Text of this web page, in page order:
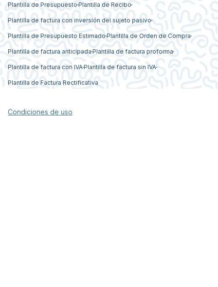
Plantilla de Presupuesto Plantilla de Recibo
Plantilla de factura con inversión del sujeto pasivo
Plantilla de Presupuesto Estimado Plantilla de Orden de Compra
Plantilla de factura anticipada Plantilla de factura proforma
Plantilla de factura con IVA Plantilla de factura sin IVA
Plantilla de Factura Rectificativa
Condiciones de uso